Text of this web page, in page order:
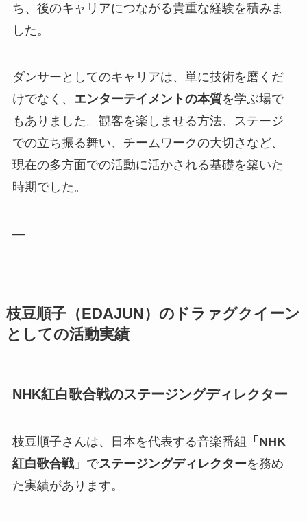
ち、後のキャリアにつながる貴重な経験を積みま
した。
ダンサーとしてのキャリアは、単に技術を磨くだ
けでなく、 エンターテイメントの本質を学ぶ場で
もありました。観客を楽しませる方法、ステージ
での立ち振る舞い、チームワークの大切さなど、
現在の多方面での活動に活かされる基礎を築いた
時期でした。
—
枝豆順子（EDAJUN）のドラァグクイーン
としての活動実績
NHK紅白歌合戦のステージングディレクター
枝豆順子さんは、日本を代表する音楽番組
「NHK
紅白歌合戦」 でステージングディレクターを務め
た実績があります。